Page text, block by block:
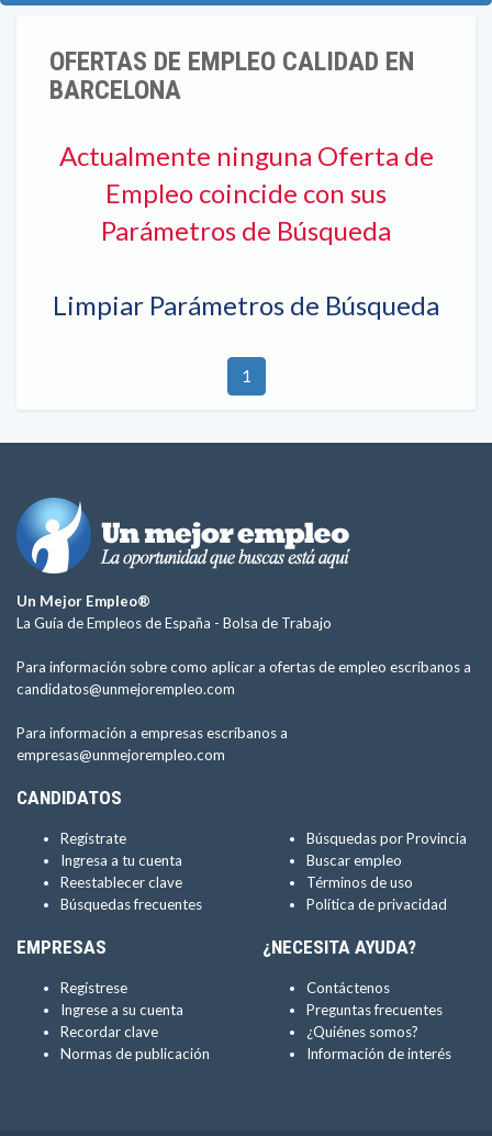
OFERTAS DE EMPLEO CALIDAD EN
BARCELONA
Actualmente ninguna Oferta de
Empleo coincide con sus
Parámetros de Búsqueda
Limpiar Parámetros de Búsqueda
1
Un Mejor Empleo®
La Guía de Empleos de España - Bolsa de Trabajo
Para información sobre como aplicar a ofertas de empleo escríbanos a
candidatos@unmejorempleo.com
Para información a empresas escríbanos a
empresas@unmejorempleo.com
CANDIDATOS
Regístrate
Ingresa a tu cuenta
Reestablecer clave
Búsquedas frecuentes
Búsquedas por Provincia
Buscar empleo
Términos de uso
Política de privacidad
EMPRESAS
Regístrese
Ingrese a su cuenta
Recordar clave
Normas de publicación
¿NECESITA AYUDA?
Contáctenos
Preguntas frecuentes
¿Quiénes somos?
Información de interés